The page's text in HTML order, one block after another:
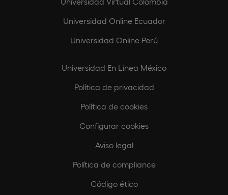
Universidad Online Ecuador
Universidad Online Perú
Universidad En Línea México
Política de privacidad
Política de cookies
Configurar cookies
Aviso legal
Política de compliance
Código ético